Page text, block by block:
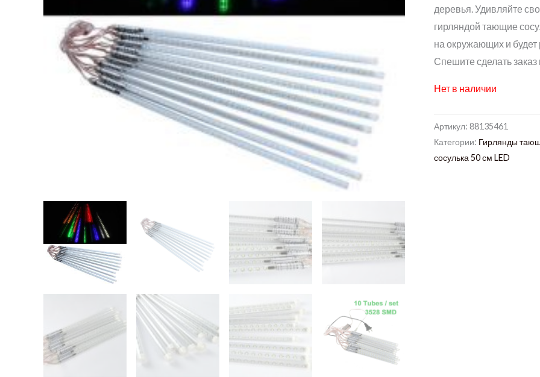
деревья. Удивляйте
гирляндой тающие
на окружающих и будет
Спешите сделать
Нет в наличии
Артикул: 88135461
Категории: Гирлянды
сосулька 50 см LED